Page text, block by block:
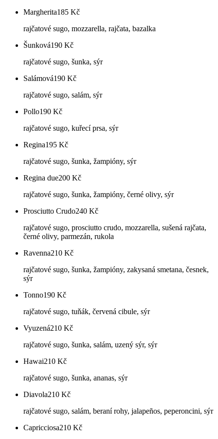
Margherita185 Kč
rajčatové sugo, mozzarella, rajčata, bazalka
Šunková190 Kč
rajčatové sugo, šunka, sýr
Salámová190 Kč
rajčatové sugo, salám, sýr
Pollo190 Kč
rajčatové sugo, kuřecí prsa, sýr
Regina195 Kč
rajčatové sugo, šunka, žampióny, sýr
Regina due200 Kč
rajčatové sugo, šunka, žampióny, černé olivy, sýr
Prosciutto Crudo240 Kč
rajčatové sugo, prosciutto crudo, mozzarella, sušená rajčata,
černé olivy, parmezán, rukola
Ravenna210 Kč
rajčatové sugo, šunka, žampióny, zakysaná smetana, česnek,
sýr
Tonno190 Kč
rajčatové sugo, tuňák, červená cibule, sýr
Vyuzená210 Kč
rajčatové sugo, šunka, salám, uzený sýr, sýr
Hawai210 Kč
rajčatové sugo, šunka, ananas, sýr
Diavola210 Kč
rajčatové sugo, salám, beraní rohy, jalapeños, peperoncini, sýr
Capricciosa210 Kč